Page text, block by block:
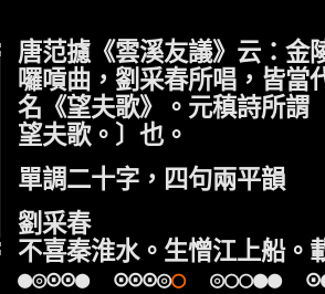
唐范攄《雲溪友議》云：金
囉嗊曲，劉采春所唱，皆當
名《望夫歌》。元稹詩所謂
望夫歌。〕也。
單調二十字，四句兩平韻
劉采春
不喜秦淮水。生憎江上船。
●◎⊙⊙● ⊙⊙⊙◎○◎○○●●